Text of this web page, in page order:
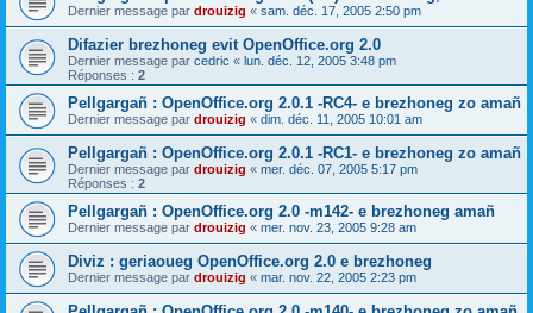
Dernier message par drouizig « sam. déc. 17, 2005 2:50 pm
Difazier brezhoneg evit OpenOffice.org 2.0
Dernier message par cedric « lun. déc. 12, 2005 3:48 pm
Réponses : 2
Pellgargañ : OpenOffice.org 2.0.1 -RC4- e brezhoneg zo amañ
Dernier message par drouizig « dim. déc. 11, 2005 10:01 am
Pellgargañ : OpenOffice.org 2.0.1 -RC1- e brezhoneg zo amañ
Dernier message par drouizig « mer. déc. 07, 2005 5:17 pm
Réponses : 2
Pellgargañ : OpenOffice.org 2.0 -m142- e brezhoneg amañ
Dernier message par drouizig « mer. nov. 23, 2005 9:28 am
Diviz : geriaoueg OpenOffice.org 2.0 e brezhoneg
Dernier message par drouizig « mar. nov. 22, 2005 2:23 pm